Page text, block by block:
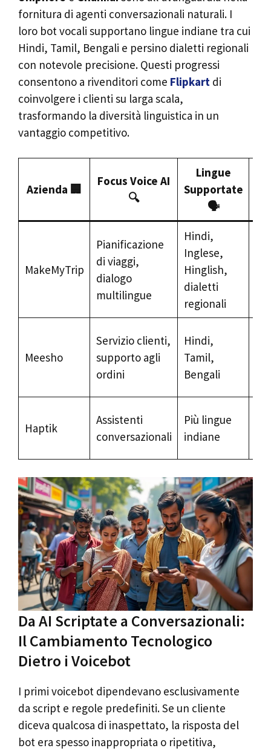
fornitura di agenti conversazionali naturali. I
loro bot vocali supportano lingue indiane tra cui
Hindi, Tamil, Bengali e persino dialetti regionali
con notevole precisione. Questi progressi
consentono a rivenditori come Flipkart di
coinvolgere i clienti su larga scala,
trasformando la diversità linguistica in un
vantaggio competitivo.
Azienda 🏢
Focus Voice AI
🔍
Lingue
Supportate
🗣️
MakeMyTrip
Pianificazione
di viaggi,
dialogo
multilingue
Hindi,
Inglese,
Hinglish,
dialetti
regionali
Meesho
Servizio clienti,
supporto agli
ordini
Hindi,
Tamil,
Bengali
Haptik
Assistenti
conversazionali
Più lingue
indiane
Da AI Scriptate a Conversazionali:
Il Cambiamento Tecnologico
Dietro i Voicebot
I primi voicebot dipendevano esclusivamente
da script e regole predefiniti. Se un cliente
diceva qualcosa di inaspettato, la risposta del
bot era spesso inappropriata o ripetitiva,